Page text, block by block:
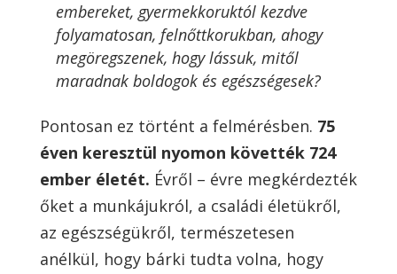
embereket, gyermekkoruktól kezdve
folyamatosan, felnőttkorukban, ahogy
megöregszenek, hogy lássuk, mitől
maradnak boldogok és egészségesek?
Pontosan ez történt a felmérésben. 75
éven keresztül nyomon követték 724
ember életét. Évről – évre megkérdezték
őket a munkájukról, a családi életükről,
az egészségükről, természetesen
anélkül, hogy bárki tudta volna, hogy